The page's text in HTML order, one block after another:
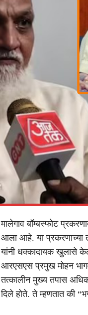
मालेगाव बॉम्बस्फोट
आला आहे. या प्रकरणाच्या
यांनी धक्कादायक खुलासे
आरएसएस प्रमुख मोहन
तत्कालीन मुख्य तपास
दिले होते. ते म्हणतात की